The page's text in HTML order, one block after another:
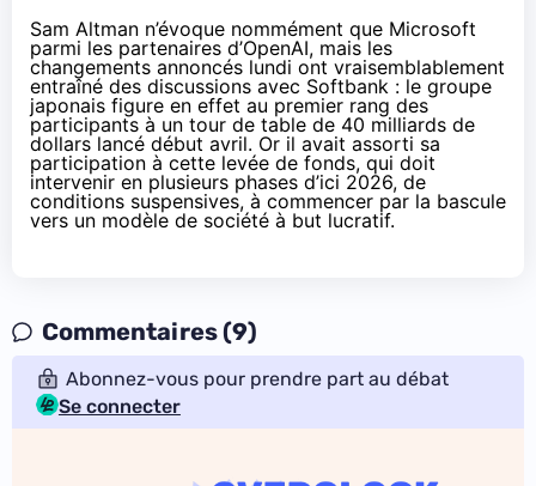
Sam Altman n’évoque nommément que Microsoft
parmi les partenaires d’OpenAI, mais les
changements annoncés lundi ont vraisemblablement
entraîné des discussions avec Softbank : le groupe
japonais figure en effet au premier rang des
participants à un tour de table de 40 milliards de
dollars lancé début avril. Or il avait assorti sa
participation à cette levée de fonds, qui doit
intervenir en plusieurs phases d’ici 2026, de
conditions suspensives, à commencer par la bascule
vers un modèle de société à but lucratif.
Commentaires (9)
Abonnez-vous pour prendre part au débat
Se connecter